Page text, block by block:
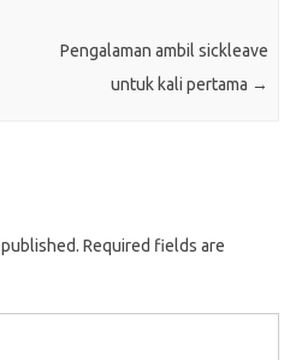
Pengalaman ambil sickleave
untuk kali pertama →
Required fields are